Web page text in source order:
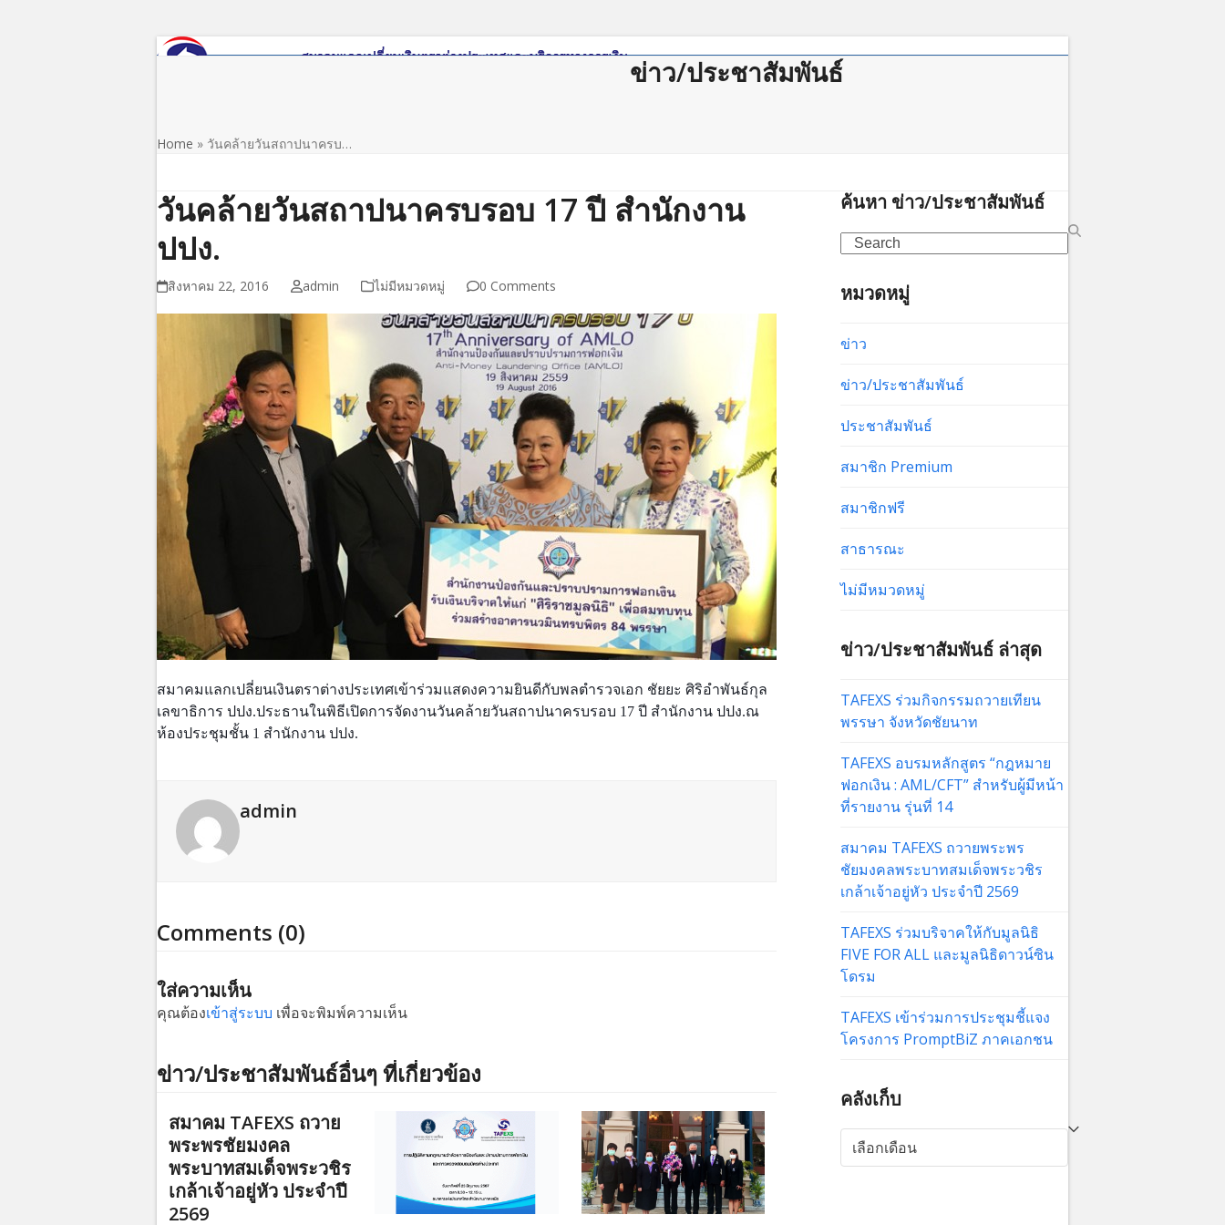
ข่าว/ประชาสัมพันธ์
Home » วันคล้ายวันสถาปนาครบ…
วันคล้ายวันสถาปนาครบรอบ 17 ปี สำนักงาน
ปปง.
สิงหาคม 22, 2016 admin ไม่มีหมวดหมู่ 0 Comments
สมาคมแลกเปลี่ยนเงินตราต่างประเทศเข้าร่วมแสดงความยินดีกับพลตำรวจเอก ชัยยะ ศิริอำพันธ์กุล
เลขาธิการ ปปง.ประธานในพิธีเปิดการจัดงานวันคล้ายวันสถาปนาครบรอบ 17 ปี สำนักงาน ปปง.ณ
ห้องประชุมชั้น 1 สำนักงาน ปปง.
admin
Comments (0)
ใส่ความเห็น
คุณต้องเข้าสู่ระบบ เพื่อจะพิมพ์ความเห็น
ข่าว/ประชาสัมพันธ์อื่นๆ ที่เกี่ยวข้อง
สมาคม TAFEXS ถวาย
พระพรชัยมงคล
พระบาทสมเด็จพระวชิร
เกล้าเจ้าอยู่หัว ประจำปี
2569
ค้นหา ข่าว/ประชาสัมพันธ์
Search
หมวดหมู่
ข่าว
ข่าว/ประชาสัมพันธ์
ประชาสัมพันธ์
สมาชิก Premium
สมาชิกฟรี
สาธารณะ
ไม่มีหมวดหมู่
ข่าว/ประชาสัมพันธ์ ล่าสุด
TAFEXS ร่วมกิจกรรมถวายเทียน
พรรษา จังหวัดชัยนาท
TAFEXS อบรมหลักสูตร “กฎหมาย
ฟอกเงิน : AML/CFT” สำหรับผู้มีหน้า
ที่รายงาน รุ่นที่ 14
สมาคม TAFEXS ถวายพระพร
ชัยมงคลพระบาทสมเด็จพระวชิร
เกล้าเจ้าอยู่หัว ประจำปี 2569
TAFEXS ร่วมบริจาคให้กับมูลนิธิ
FIVE FOR ALL และมูลนิธิดาวน์ซิน
โดรม
TAFEXS เข้าร่วมการประชุมชี้แจง
โครงการ PromptBiZ ภาคเอกชน
คลังเก็บ
คลัง
เก็บ